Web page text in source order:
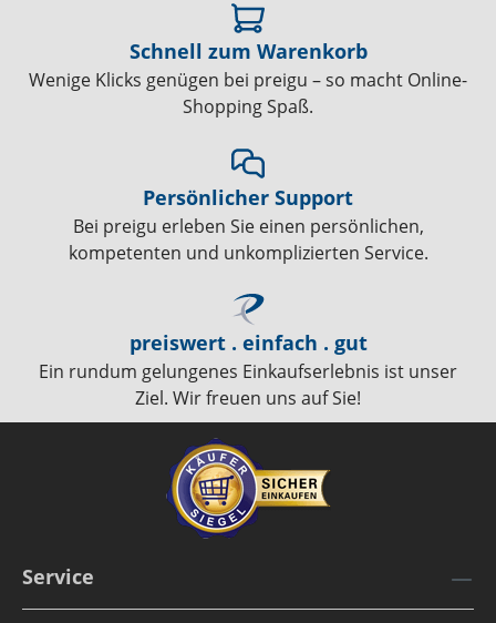
Schnell zum Warenkorb
Wenige Klicks genügen bei preigu – so macht Online-
Shopping Spaß.
Persönlicher Support
Bei preigu erleben Sie einen persönlichen,
kompetenten und unkomplizierten Service.
preiswert . einfach . gut
Ein rundum gelungenes Einkaufserlebnis ist unser
Ziel. Wir freuen uns auf Sie!
Service